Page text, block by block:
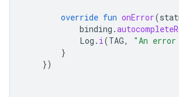
override fun onError(
binding .
Log . i (TAG, "An error
}
})